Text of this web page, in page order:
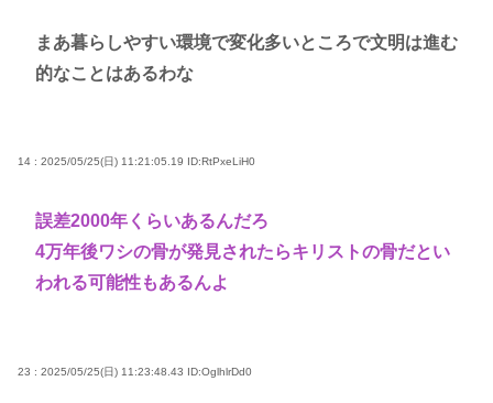
まあ暮らしやすい環境で変化多いところで文明は進む
的なことはあるわな
14 : 2025/05/25(日) 11:21:05.19 ID:RtPxeLiH0
誤差2000年くらいあるんだろ
4万年後ワシの骨が発見されたらキリストの骨だとい
われる可能性もあるんよ
23 : 2025/05/25(日) 11:23:48.43 ID:OglhlrDd0